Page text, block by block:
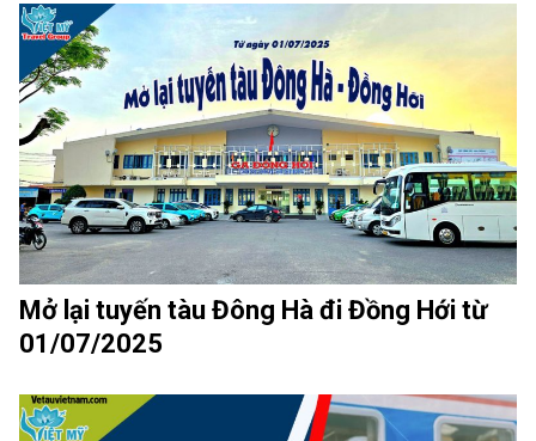
Mở lại tuyến tàu Đông Hà đi Đồng Hới từ
01/07/2025